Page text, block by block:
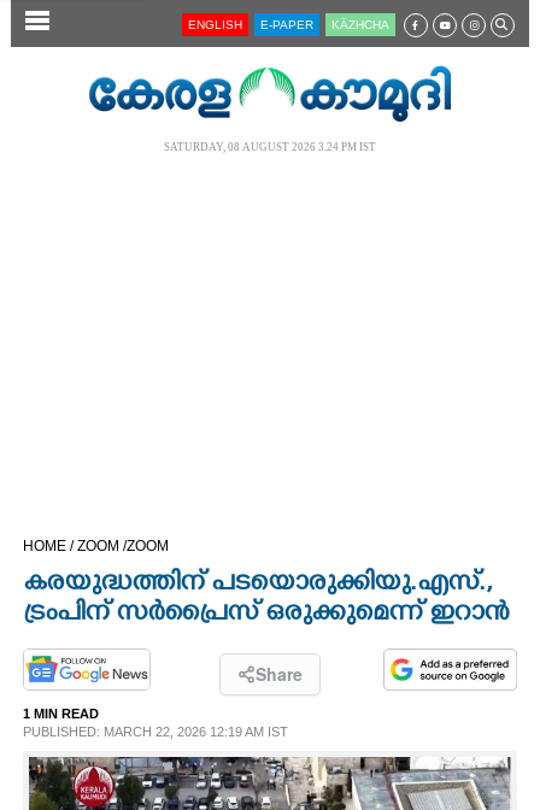
SECTIONS
LIFESTYLE
ENGLISH E-PAPER KĀZHCHA
SATURDAY, 08 AUGUST 2026 3.24 PM IST
HOME /ZOOM /ZOOM
കരയുദ്ധത്തിന് പടയൊരുക്കി യു.എസ്.,
ട്രംപിന് സർപ്രൈസ് ഒരുക്കുമെന്ന് ഇറാൻ
Share
1 MIN READ
PUBLISHED: MARCH 22, 2026 12:19 AM IST